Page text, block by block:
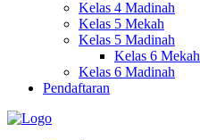
Kelas 4 Madinah
Kelas 5 Mekah
Kelas 5 Madinah
Kelas 6 Mekah
Kelas 6 Madinah
Pendaftaran